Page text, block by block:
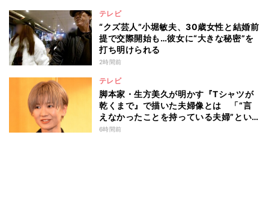
テレビ
“クズ芸人”小堀敏夫、30歳女性と結婚前
提で交際開始も…彼女に“大きな秘密”を
打ち明けられる
2時間前
テレビ
脚本家・生方美久が明かす『Tシャツが
乾くまで』で描いた夫婦像とは 「“言
えなかったことを持っている夫婦”とい
うのは面白いかも」
6時間前